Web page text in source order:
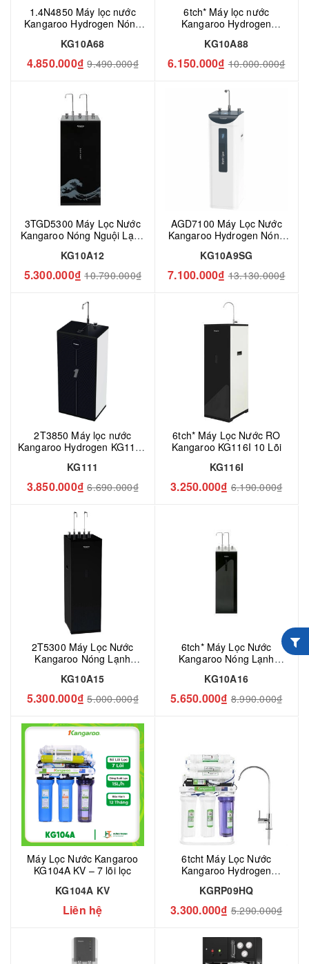
1.4N4850 Máy lọc nước
Kangaroo Hydrogen Nóng
KG10A68
4.850.000₫ 9.490.000₫
6tch* Máy lọc nước
Kangaroo Hydrogen
KG10A88
6.150.000₫ 10.000.000₫
3TGD5300 Máy Lọc Nước
Kangaroo Nóng Nguội Lạnh
KG10A12
5.300.000₫ 10.790.000₫
AGD7100 Máy Lọc Nước
Kangaroo Hydrogen Nóng
KG10A9SG
7.100.000₫ 13.130.000₫
2T3850 Máy lọc nước
Kangaroo Hydrogen KG111 -
KG111
3.850.000₫ 6.690.000₫
6tch* Máy Lọc Nước RO
Kangaroo KG116I 10 Lõi
KG116I
3.250.000₫ 6.190.000₫
2T5300 Máy Lọc Nước
Kangaroo Nóng Lạnh
KG10A15
5.300.000₫ 5.000.000₫
6tch* Máy Lọc Nước
Kangaroo Nóng Lạnh
KG10A16
5.650.000₫ 8.990.000₫
Máy Lọc Nước Kangaroo
KG104A KV – 7 lõi lọc
KG104A KV
Liên hệ
6tcht Máy Lọc Nước
Kangaroo Hydrogen
KGRP09HQ
3.300.000₫ 5.290.000₫